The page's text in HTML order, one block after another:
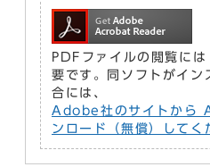
PDFファイルの閲覧に
要です。同ソフトがイン
合には、
Adobe社のサイトから
ンロード（無償）してく